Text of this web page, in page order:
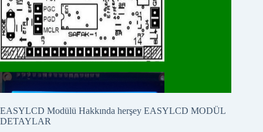
EASYLCD Modülü Hakkında herşey EASYLCD MODÜL
DETAYLAR